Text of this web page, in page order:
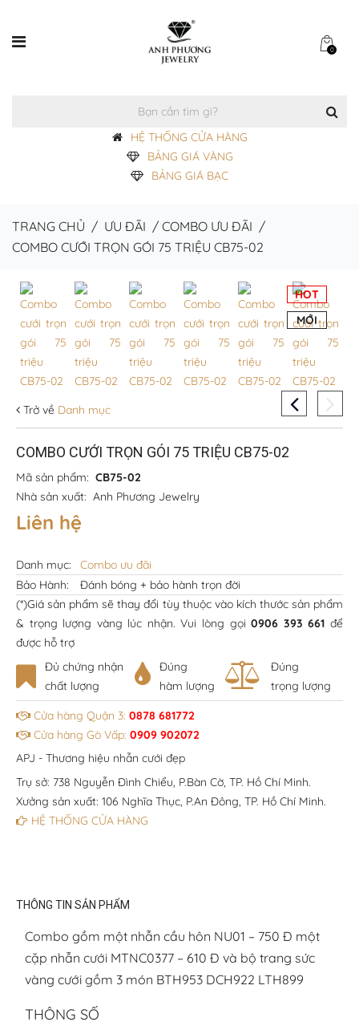
0
HỆ THỐNG CỬA HÀNG
BẢNG GIÁ VÀNG
BẢNG GIÁ BẠC
TRANG CHỦ / ƯU ĐÃI / COMBO ƯU ĐÃI /
COMBO CƯỚI TRỌN GÓI 75 TRIỆU CB75-02
HOT
MỚI
Trở về Danh mục
COMBO CƯỚI TRỌN GÓI 75 TRIỆU CB75-02
Mã sản phẩm: CB75-02
Nhà sản xuất: Anh Phương Jewelry
Liên hệ
Danh mục:
Combo ưu đãi
Bảo Hành:
Đánh bóng + bảo hành trọn đời
(*)Giá sản phẩm sẽ thay đổi tùy thuộc vào kích thước sản phẩm
& trọng lượng vàng lúc nhận. Vui lòng gọi0906 393 661 để
được hỗ trợ
Đủ chứng nhận
chất lượng
Đúng
hàm lượng
Đúng
trọng lượng
Cửa hàng Quận 3: 0878 681772
Cửa hàng Gò Vấp: 0909 902072
APJ - Thương hiệu nhẫn cưới đẹp
Trụ sở: 738 Nguyễn Đình Chiểu, P.Bàn Cờ, TP. Hồ Chí Minh.
Xưởng sản xuất: 106 Nghĩa Thục, P.An Đông, TP. Hồ Chí Minh.
HỆ THỐNG CỬA HÀNG
THÔNG TIN SẢN PHẨM
Combo gồm một nhẫn cầu hôn NU01 – 750 Đ một
cặp nhẫn cưới MTNC0377 – 610 Đ và bộ trang sức
vàng cưới gồm 3 món BTH953 DCH922 LTH899
THÔNG SỐ